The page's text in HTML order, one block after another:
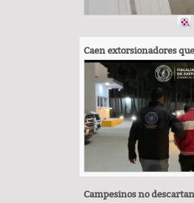
Caen extorsionadores
Campesinos no